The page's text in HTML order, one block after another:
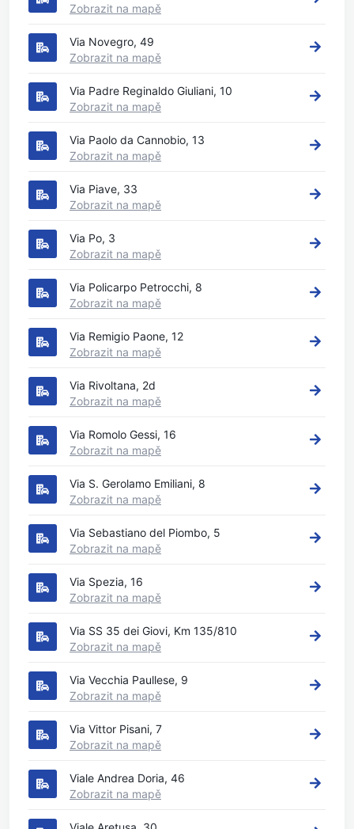
Zobrazit na mapě
Via Novegro, 49
Zobrazit na mapě
Via Padre Reginaldo Giuliani, 10
Zobrazit na mapě
Via Paolo da Cannobio, 13
Zobrazit na mapě
Via Piave, 33
Zobrazit na mapě
Via Po, 3
Zobrazit na mapě
Via Policarpo Petrocchi, 8
Zobrazit na mapě
Via Remigio Paone, 12
Zobrazit na mapě
Via Rivoltana, 2d
Zobrazit na mapě
Via Romolo Gessi, 16
Zobrazit na mapě
Via S. Gerolamo Emiliani, 8
Zobrazit na mapě
Via Sebastiano del Piombo, 5
Zobrazit na mapě
Via Spezia, 16
Zobrazit na mapě
Via SS 35 dei Giovi, Km 135/810
Zobrazit na mapě
Via Vecchia Paullese, 9
Zobrazit na mapě
Via Vittor Pisani, 7
Zobrazit na mapě
Viale Andrea Doria, 46
Zobrazit na mapě